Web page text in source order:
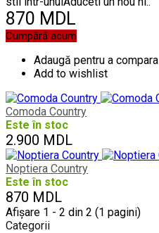
870 MDL
Cumpără acum
Adaugă pentru a compara
Add to wishlist
Comoda Country
Este în stoc
2.900 MDL
Noptiera Country
Este în stoc
870 MDL
Afişare 1 - 2 din 2 (1 pagini)
Categorii